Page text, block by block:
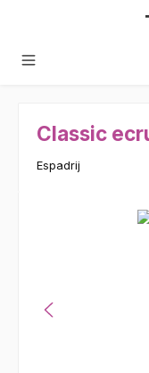
Zum Hauptinhalt springen
Classic
Espadrij
Bildergalerie